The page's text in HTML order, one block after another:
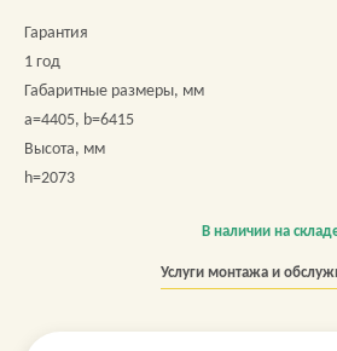
Гарантия
1 год
Габаритные размеры, мм
a=4405, b=6415
Высота, мм
h=2073
В наличии на
Услуги монтажа и